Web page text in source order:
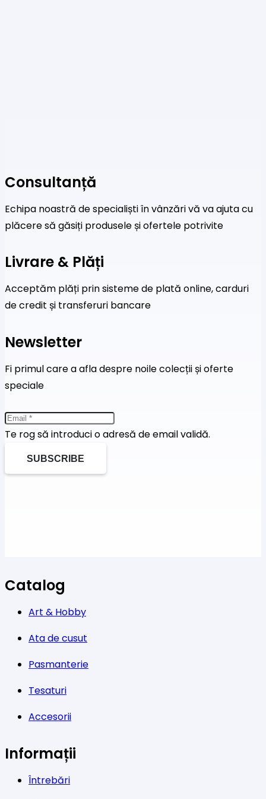
Consultanță
Echipa noastră de specialiști în vânzări vă va ajuta cu
plăcere să găsiți produsele și ofertele potrivite
Livrare & Plăți
Acceptăm plăți prin sisteme de plată online, carduri
de credit și transferuri bancare
Newsletter
Fi primul care a afla despre noile colecții și oferte
speciale
Te rog să introduci o adresă de email validă.
SUBSCRIBE
Catalog
Art & Hobby
Ata de cusut
Pasmanterie
Tesaturi
Accesorii
Informații
Întrebări